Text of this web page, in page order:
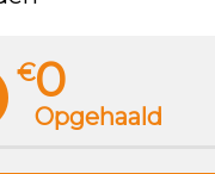
€0
Opgehaald